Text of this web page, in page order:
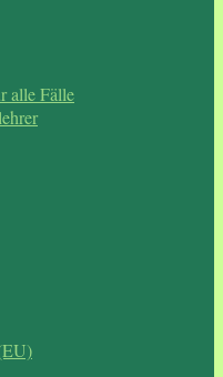
alle Fälle